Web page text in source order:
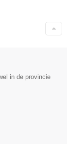
in de provincie